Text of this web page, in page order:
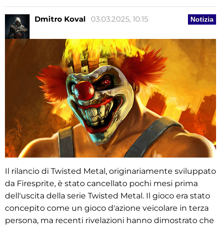
Notizia
Dmitro Koval 03.03.2025, 10:15
Il rilancio di Twisted Metal, originariamente sviluppato
da Firesprite, è stato cancellato pochi mesi prima
dell'uscita della serie Twisted Metal. Il gioco era stato
concepito come un gioco d'azione veicolare in terza
persona, ma recenti rivelazioni hanno dimostrato che